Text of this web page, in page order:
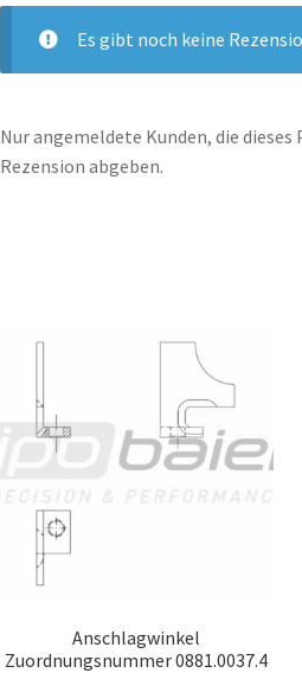
Es gibt noch keine
Nur angemeldete Kunden, die
Rezension abgeben.
Anschlagwinkel
Zuordnungsnummer 0881.0037.4